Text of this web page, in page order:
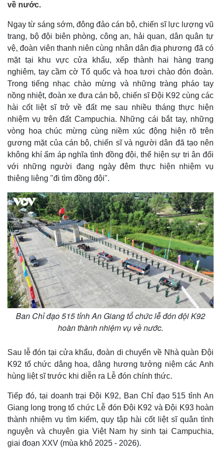
về nước.
Ngay từ sáng sớm, đông đảo cán bộ, chiến sĩ lực lượng vũ
trang, bộ đội biên phòng, công an, hải quan, dân quân tự
vệ, đoàn viên thanh niên cùng nhân dân địa phương đã có
mặt tại khu vực cửa khẩu, xếp thành hai hàng trang
nghiêm, tay cầm cờ Tổ quốc và hoa tươi chào đón đoàn.
Trong tiếng nhạc chào mừng và những tràng pháo tay
nồng nhiệt, đoàn xe đưa cán bộ, chiến sĩ Đội K92 cùng các
hài cốt liệt sĩ trở về đất mẹ sau nhiều tháng thực hiện
nhiệm vụ trên đất Campuchia. Những cái bắt tay, những
vòng hoa chúc mừng cùng niềm xúc động hiện rõ trên
gương mặt của cán bộ, chiến sĩ và người dân đã tạo nên
không khí ấm áp nghĩa tình đồng đội, thể hiện sự tri ân đối
với những người đang ngày đêm thực hiện nhiệm vụ
thiêng liêng "đi tìm đồng đội".
Ban Chỉ đạo 515 tỉnh An Giang tổ chức lễ đón đội K92
hoàn thành nhiệm vụ về nước.
Sau lễ đón tại cửa khẩu, đoàn di chuyển về Nhà quàn Đội
K92 tổ chức dâng hoa, dâng hương tưởng niệm các Anh
hùng liệt sĩ trước khi diễn ra Lễ đón chính thức.
Tiếp đó, tại doanh trại Đội K92, Ban Chỉ đạo 515 tỉnh An
Giang long trọng tổ chức Lễ đón Đội K92 và Đội K93 hoàn
thành nhiệm vụ tìm kiếm, quy tập hài cốt liệt sĩ quân tình
nguyện và chuyên gia Việt Nam hy sinh tại Campuchia,
giai đoạn XXV (mùa khô 2025 - 2026).